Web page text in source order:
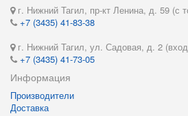
г. Нижний Тагил, пр-кт Ленина, д. 59 (с
+7 (3435) 41-83-38
г. Нижний Тагил, ул. Садовая, д. 2
+7 (3435) 41-73-05
Информация
Производители
Доставка